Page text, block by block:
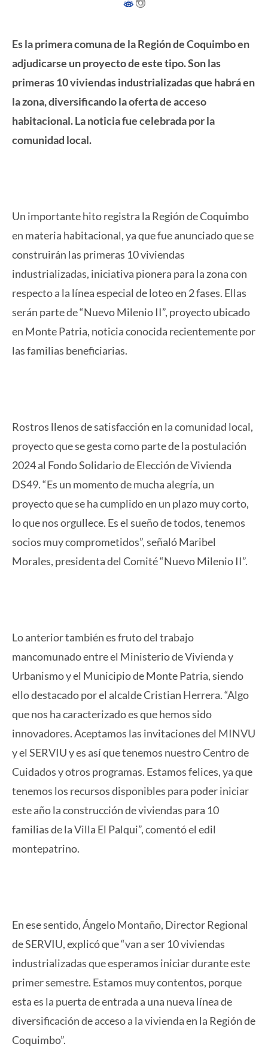
Es la primera comuna de la Región de Coquimbo en
adjudicarse un proyecto de este tipo. Son las
primeras 10 viviendas industrializadas que habrá en
la zona, diversificando la oferta de acceso
habitacional. La noticia fue celebrada por la
comunidad local.
Un importante hito registra la Región de Coquimbo
en materia habitacional, ya que fue anunciado que se
construirán las primeras 10 viviendas
industrializadas, iniciativa pionera para la zona con
respecto a la línea especial de loteo en 2 fases. Ellas
serán parte de “Nuevo Milenio II”, proyecto ubicado
en Monte Patria, noticia conocida recientemente por
las familias beneficiarias.
Rostros llenos de satisfacción en la comunidad local,
proyecto que se gesta como parte de la postulación
2024 al Fondo Solidario de Elección de Vivienda
DS49. “Es un momento de mucha alegría, un
proyecto que se ha cumplido en un plazo muy corto,
lo que nos orgullece. Es el sueño de todos, tenemos
socios muy comprometidos”, señaló Maribel
Morales, presidenta del Comité “Nuevo Milenio II”.
Lo anterior también es fruto del trabajo
mancomunado entre el Ministerio de Vivienda y
Urbanismo y el Municipio de Monte Patria, siendo
ello destacado por el alcalde Cristian Herrera. “Algo
que nos ha caracterizado es que hemos sido
innovadores. Aceptamos las invitaciones del MINVU
y el SERVIU y es así que tenemos nuestro Centro de
Cuidados y otros programas. Estamos felices, ya que
tenemos los recursos disponibles para poder iniciar
este año la construcción de viviendas para 10
familias de la Villa El Palqui”, comentó el edil
montepatrino.
En ese sentido, Ángelo Montaño, Director Regional
de SERVIU, explicó que “van a ser 10 viviendas
industrializadas que esperamos iniciar durante este
primer semestre. Estamos muy contentos, porque
esta es la puerta de entrada a una nueva línea de
diversificación de acceso a la vivienda en la Región de
Coquimbo”.